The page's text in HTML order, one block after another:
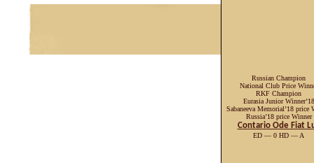
Russian Champion
National Club Price
RKF Champion
Eurasia Junior Winner’18
Sabaneeva Memorial’18 price
Russia’18 price Winner
Contario Ode Fiat
ED — 0 HD — A